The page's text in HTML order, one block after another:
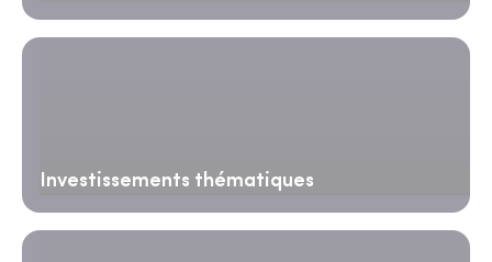
Investissements thématiques